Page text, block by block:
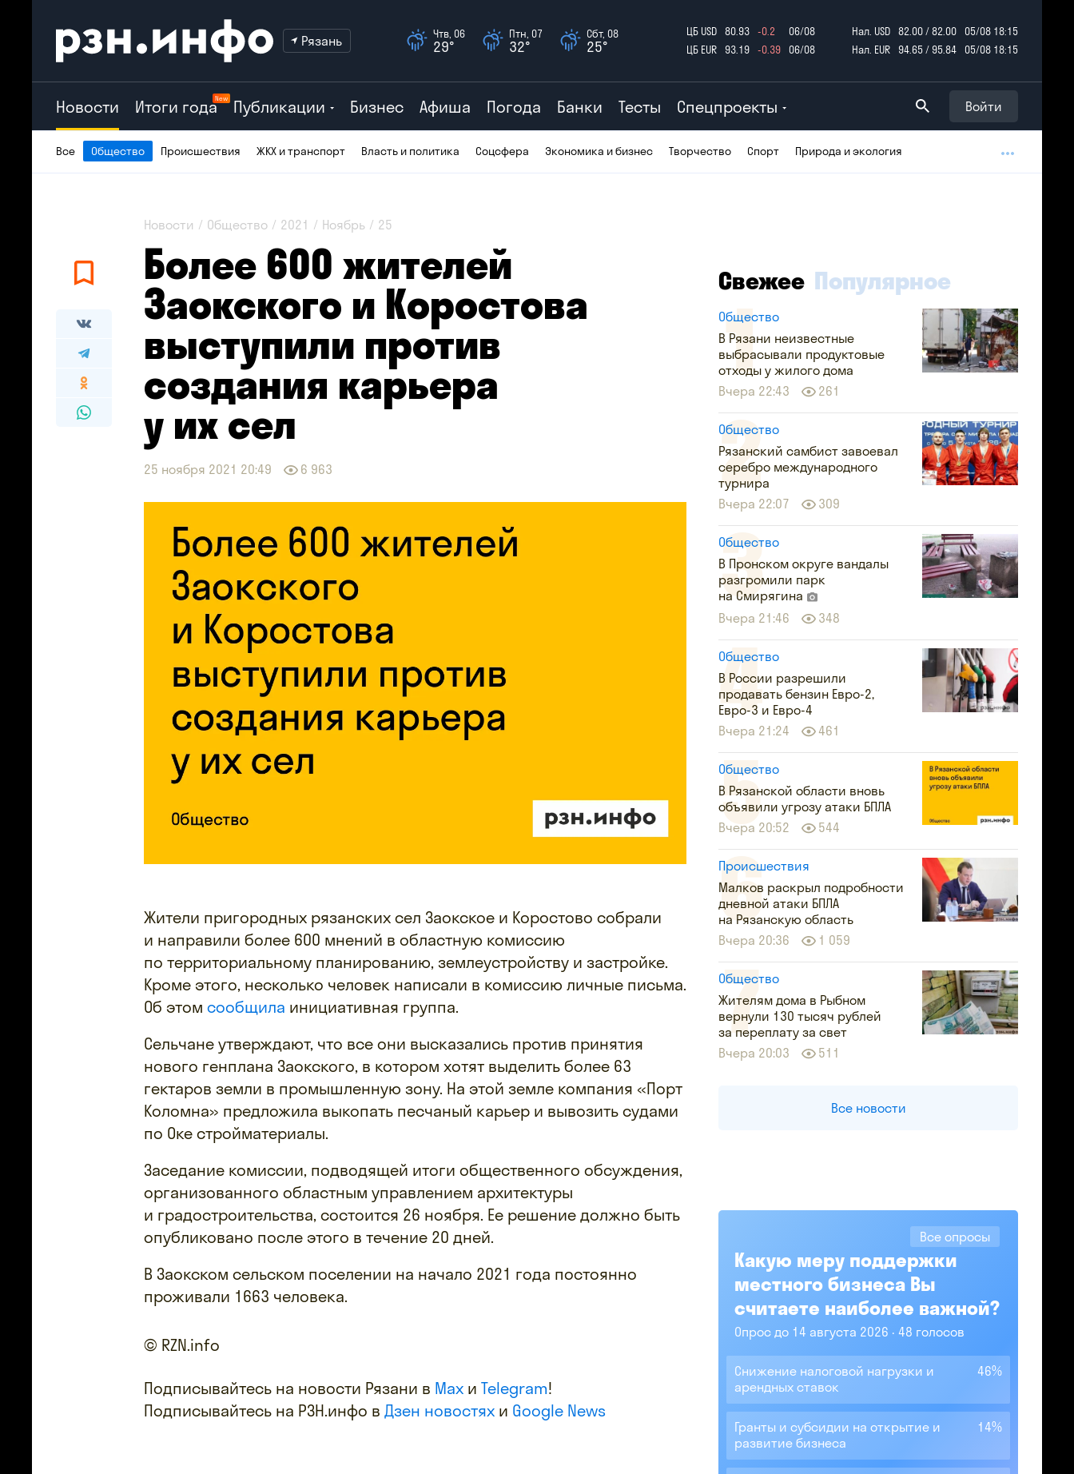
Рязань Чтв, 06
29°
Птн, 07
32°
Сбт, 08
25°
ЦБ USD 80.93 -0.2
06/08
ЦБ EUR
93.19 -0.39 06/08
Нал. USD 82.00 / 82.00
05/08 18:15
Нал. EUR
94.65 / 95.84 05/08 18:15
Новости Итоги годаNew Публикации Бизнес Афиша Погода Банки Тесты Спецпроекты Войти
Все Общество Происшествия ЖКХ и транспорт Власть и политика Соцсфера Экономика и бизнес Творчество Спорт Природа и экология
Новости Общество 2021 Ноябрь 25
Более 600 жителей
Заокского и Коростова
выступили против
создания карьера
у их сел
25 ноября 2021 20:49 6 963
Жители пригородных рязанских сел Заокское и Коростово собрали
и направили более 600 мнений в областную комиссию
по территориальному планированию, землеустройству и застройке.
Кроме этого, несколько человек написали в комиссию личные письма.
Об этом сообщила инициативная группа.
Сельчане утверждают, что все они высказались против принятия
нового генплана Заокского, в котором хотят выделить более 63
гектаров земли в промышленную зону. На этой земле компания «Порт
Коломна» предложила выкопать песчаный карьер и вывозить судами
по Оке стройматериалы.
Заседание комиссии, подводящей итоги общественного обсуждения,
организованного областным управлением архитектуры
и градостроительства, состоится 26 ноября. Ее решение должно быть
опубликовано после этого в течение 20 дней.
В Заокском сельском поселении на начало 2021 года постоянно
проживали 1663 человека.
© RZN.info
Подписывайтесь на новости Рязани в Max и Telegram!
Подписывайтесь на РЗН.инфо в Дзен новостях и Google News
Свежее Популярное
Общество
В Рязани неизвестные
выбрасывали продуктовые
отходы у жилого дома
Вчера 22:43
261
Общество
Рязанский самбист завоевал
серебро международного
турнира
Вчера 22:07
309
Общество
В Пронском округе вандалы
разгромили парк
на Смирягина
Вчера 21:46
348
Общество
В России разрешили
продавать бензин Евро-2,
Евро-3 и Евро-4
Вчера 21:24
461
Общество
В Рязанской области вновь
объявили угрозу атаки БПЛА
Вчера 20:52
544
Происшествия
Малков раскрыл подробности
дневной атаки БПЛА
на Рязанскую область
Вчера 20:36
1 059
Общество
Жителям дома в Рыбном
вернули 130 тысяч рублей
за переплату за свет
Вчера 20:03
511
Все новости
Все опросы
Какую меру поддержки
местного бизнеса Вы
считаете наиболее важной?
Опрос до 14 августа 2026 48 голосов
Снижение налоговой нагрузки и
арендных ставок
46%
Гранты и субсидии на открытие и
развитие бизнеса
14%